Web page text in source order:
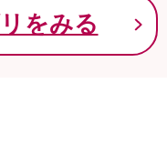
をみる